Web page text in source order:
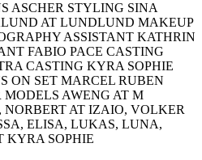
ASCHER STYLING SINA
AT LUNDLUND MAKEUP
ASSISTANT KATHRIN
FABIO PACE CASTING
CASTING KYRA SOPHIE
ON SET MARCEL RUBEN
AWENG AT M
AT IZAIO, VOLKER
ELISA, LUKAS, LUNA,
KYRA SOPHIE